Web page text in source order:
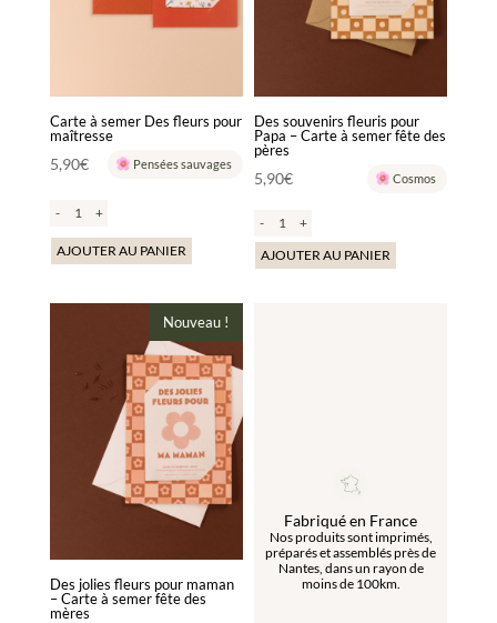
Carte à semer Des fleurs pour
maîtresse
5,90€ Pensées sauvages
- +
AJOUTER AU PANIER
Des souvenirs fleuris pour
Papa – Carte à semer fête des
pères
5,90€ Cosmos
-
+
AJOUTER AU PANIER
Nouveau !
Des jolies fleurs pour maman
– Carte à semer fête des
mères
Fabriqué en France
Nos produits sont imprimés,
préparés et assemblés près de
Nantes, dans un rayon de
moins de 100km.